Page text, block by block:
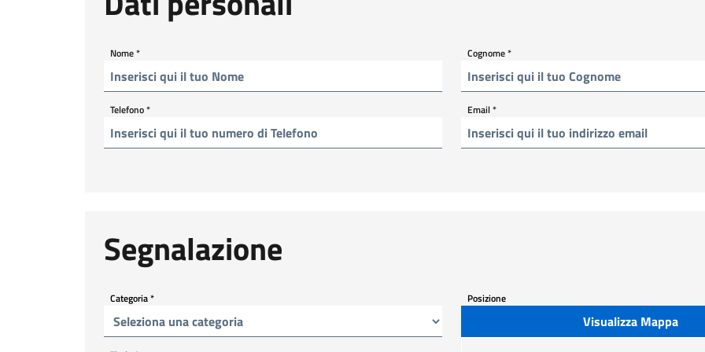
Nome* Cognome*
Telefono* Email*
Segnalazione
Categoria* Posizione
Visualizza Mappa